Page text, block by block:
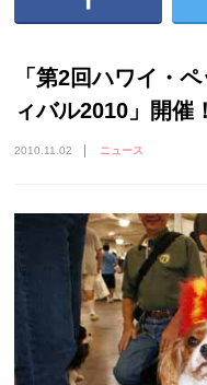
「第2回ハワイ・
ィバル2010」開催！
2010.11.02 ニュース